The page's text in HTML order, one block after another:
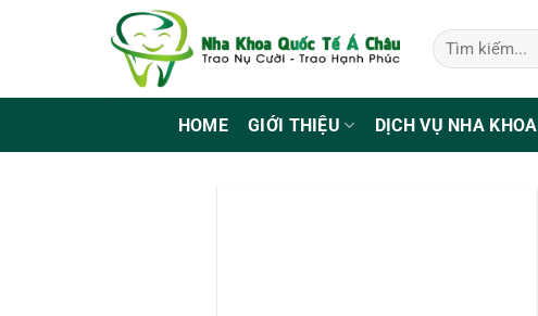
HOME GIỚI THIỆU DỊCH VỤ NHA KHOA